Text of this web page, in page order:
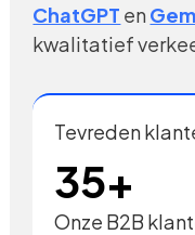
ChatGPT en
kwalitatief
Tevreden
35+
Onze B2B